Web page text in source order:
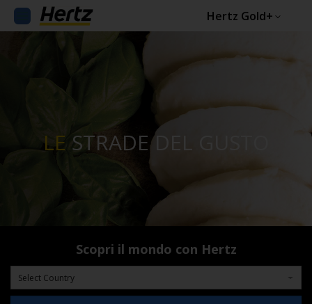
Hertz Gold+
LE STRADE DEL GUSTO
Scopri il mondo con Hertz